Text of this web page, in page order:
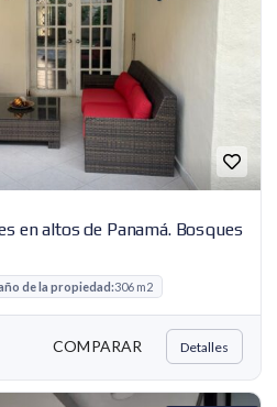
en altos de Panamá. Bosques
de la propiedad:306 m2
COMPARAR Detalles